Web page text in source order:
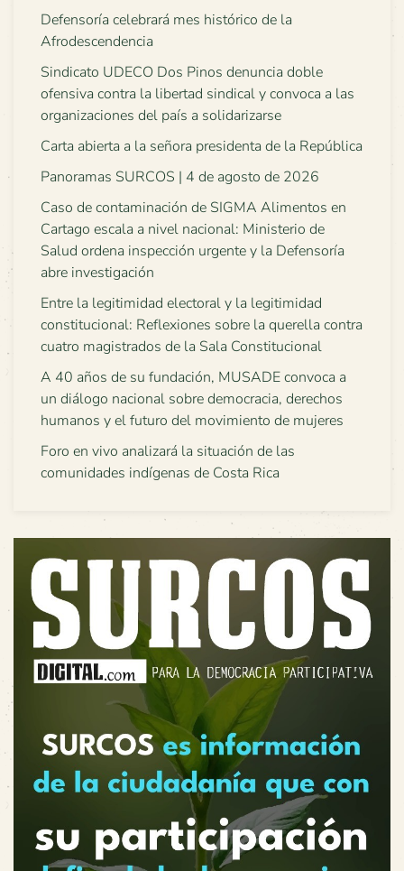
Defensoría celebrará mes histórico de la
Afrodescendencia
Sindicato UDECO Dos Pinos denuncia doble
ofensiva contra la libertad sindical y convoca a las
organizaciones del país a solidarizarse
Carta abierta a la señora presidenta de la República
Panoramas SURCOS | 4 de agosto de 2026
Caso de contaminación de SIGMA Alimentos en
Cartago escala a nivel nacional: Ministerio de
Salud ordena inspección urgente y la Defensoría
abre investigación
Entre la legitimidad electoral y la legitimidad
constitucional: Reflexiones sobre la querella contra
cuatro magistrados de la Sala Constitucional
A 40 años de su fundación, MUSADE convoca a
un diálogo nacional sobre democracia, derechos
humanos y el futuro del movimiento de mujeres
Foro en vivo analizará la situación de las
comunidades indígenas de Costa Rica